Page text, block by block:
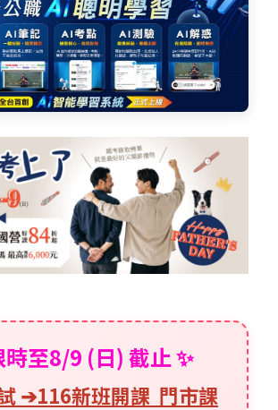
時至8/9 (日) 截止 ✨
➔116新班開課 門市課